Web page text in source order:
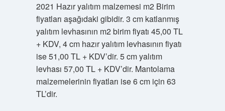
2021 Hazır yalıtım malzemesi m2 Birim
fiyatları aşağıdaki gibidir. 3 cm katlanmış
yalıtım levhasının m2 birim fiyatı 45,00 TL
+ KDV, 4 cm hazır yalıtım levhasının fiyatı
ise 51,00 TL + KDV’dir. 5 cm yalıtım
levhası 57,00 TL + KDV’dir. Mantolama
malzemelerinin fiyatları ise 6 cm için 63
TL’dir.